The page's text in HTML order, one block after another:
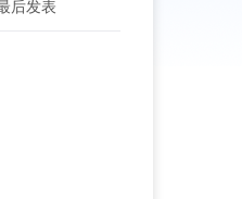
后发表